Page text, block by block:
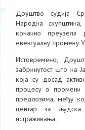
Друштво судија
Народна
коначно преузела
евентуалну промену
Истовремено,
забринутост што на
која су досад
процесу о промени
предлозима, међу
центар за
истраживања.